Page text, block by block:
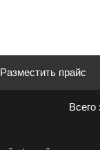
Разместить прайс
Всего